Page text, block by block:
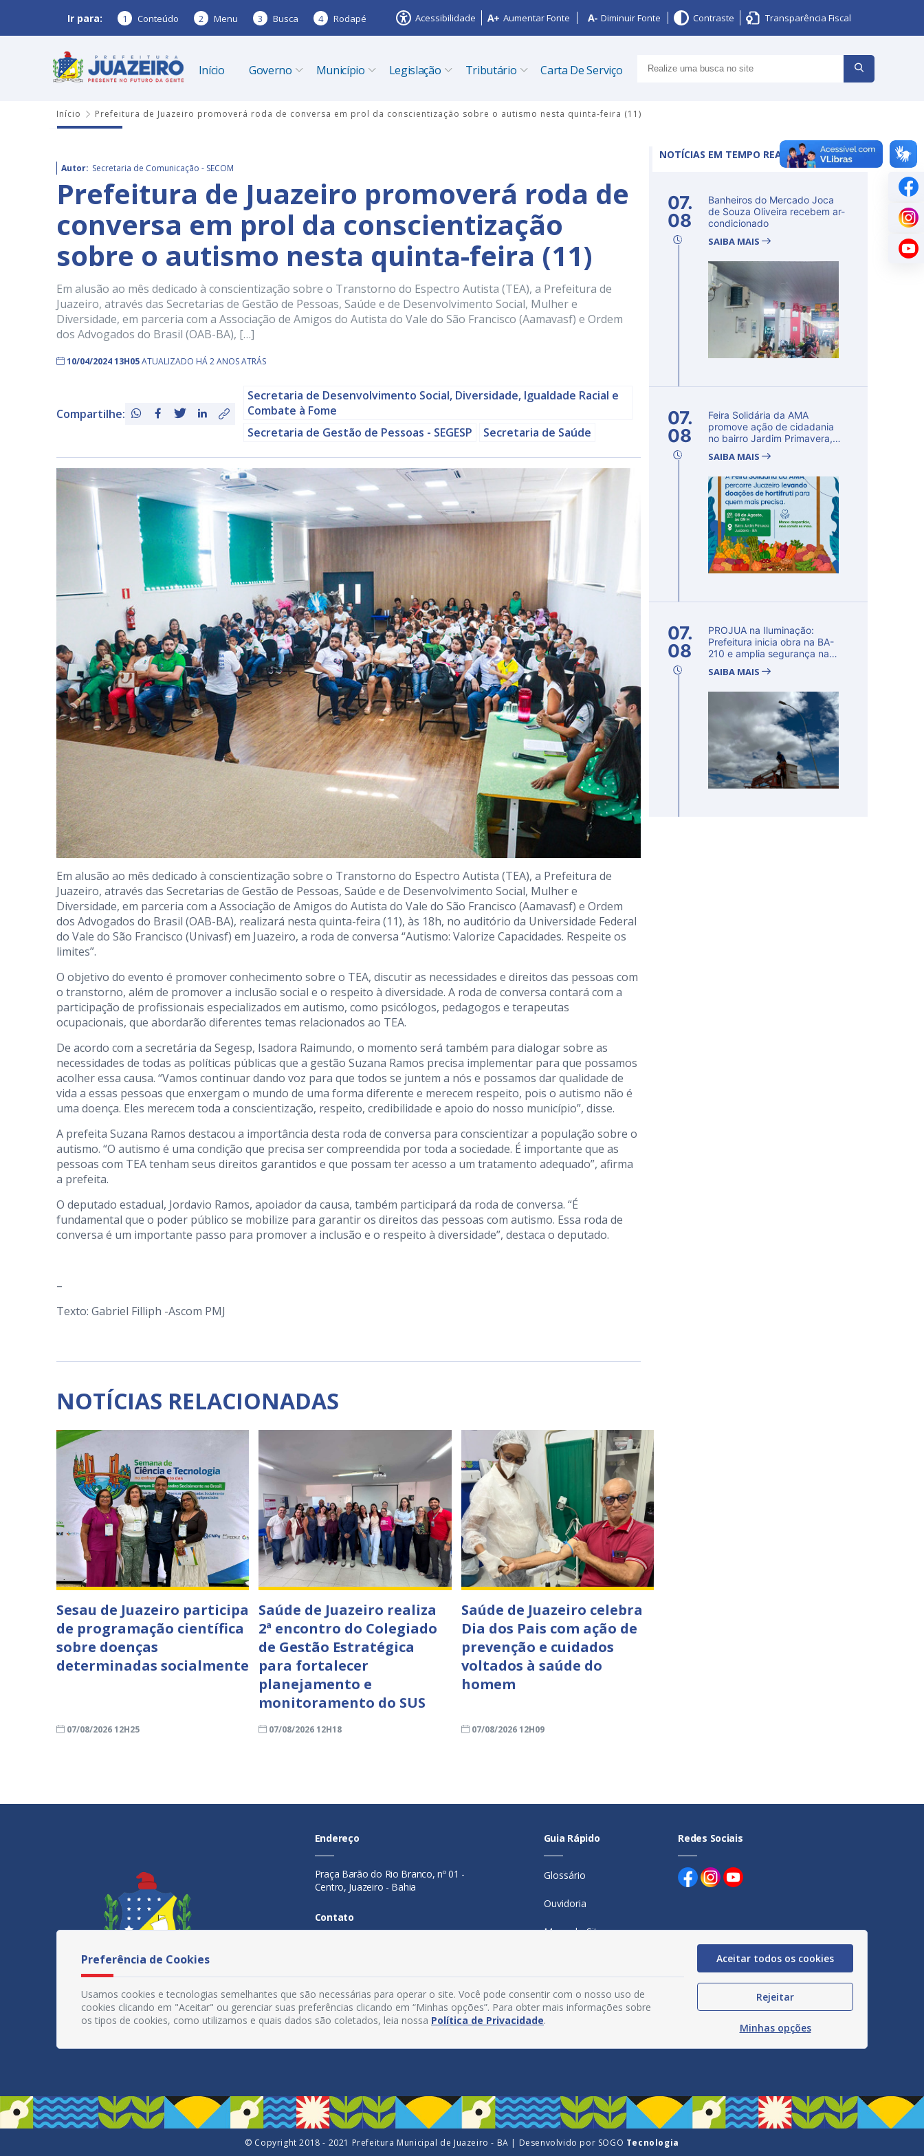
Ir para: 1 Conteúdo 2 Menu 3 Busca 4 Rodapé Acessibilidade Aumentar Fonte Diminuir Fonte Contraste Transparência Fiscal
Início Governo Município Legislação Tributário Carta De Serviço
Início Prefeitura de Juazeiro promoverá roda de conversa em prol da conscientização sobre o autismo nesta quinta-feira (11)
Autor: Secretaria de Comunicação - SECOM
Prefeitura de Juazeiro promoverá roda de
conversa em prol da conscientização
sobre o autismo nesta quinta-feira (11)
Em alusão ao mês dedicado à conscientização sobre o Transtorno do Espectro Autista (TEA), a Prefeitura de
Juazeiro, através das Secretarias de Gestão de Pessoas, Saúde e de Desenvolvimento Social, Mulher e
Diversidade, em parceria com a Associação de Amigos do Autista do Vale do São Francisco (Aamavasf) e Ordem
dos Advogados do Brasil (OAB-BA), […]
10/04/2024 13H05ATUALIZADO HÁ 2 ANOS ATRÁS
Compartilhe:
Secretaria de Desenvolvimento Social, Diversidade, Igualdade Racial e
Combate à Fome
Secretaria de Gestão de Pessoas - SEGESP
Secretaria de Saúde
Em alusão ao mês dedicado à conscientização sobre o Transtorno do Espectro Autista (TEA), a Prefeitura de
Juazeiro, através das Secretarias de Gestão de Pessoas, Saúde e de Desenvolvimento Social, Mulher e
Diversidade, em parceria com a Associação de Amigos do Autista do Vale do São Francisco (Aamavasf) e Ordem
dos Advogados do Brasil (OAB-BA), realizará nesta quinta-feira (11), às 18h, no auditório da Universidade Federal
do Vale do São Francisco (Univasf) em Juazeiro, a roda de conversa “Autismo: Valorize Capacidades. Respeite os
limites”.
O objetivo do evento é promover conhecimento sobre o TEA, discutir as necessidades e direitos das pessoas com
o transtorno, além de promover a inclusão social e o respeito à diversidade. A roda de conversa contará com a
participação de profissionais especializados em autismo, como psicólogos, pedagogos e terapeutas
ocupacionais, que abordarão diferentes temas relacionados ao TEA.
De acordo com a secretária da Segesp, Isadora Raimundo, o momento será também para dialogar sobre as
necessidades de todas as políticas públicas que a gestão Suzana Ramos precisa implementar para que possamos
acolher essa causa. “Vamos continuar dando voz para que todos se juntem a nós e possamos dar qualidade de
vida a essas pessoas que enxergam o mundo de uma forma diferente e merecem respeito, pois o autismo não é
uma doença. Eles merecem toda a conscientização, respeito, credibilidade e apoio do nosso município”, disse.
A prefeita Suzana Ramos destacou a importância desta roda de conversa para conscientizar a população sobre o
autismo. “O autismo é uma condição que precisa ser compreendida por toda a sociedade. É importante que as
pessoas com TEA tenham seus direitos garantidos e que possam ter acesso a um tratamento adequado”, afirma
a prefeita.
O deputado estadual, Jordavio Ramos, apoiador da causa, também participará da roda de conversa. “É
fundamental que o poder público se mobilize para garantir os direitos das pessoas com autismo. Essa roda de
conversa é um importante passo para promover a inclusão e o respeito à diversidade”, destaca o deputado.
–
Texto: Gabriel Filliph -Ascom PMJ
NOTÍCIAS RELACIONADAS
Sesau de Juazeiro participa
de programação científica
sobre doenças
determinadas socialmente
07/08/2026 12H25
Saúde de Juazeiro realiza
2ª encontro do Colegiado
de Gestão Estratégica
para fortalecer
planejamento e
monitoramento do SUS
07/08/2026 12H18
Saúde de Juazeiro celebra
Dia dos Pais com ação de
prevenção e cuidados
voltados à saúde do
homem
07/08/2026 12H09
NOTÍCIAS EM TEMPO REAL
07.
08
Banheiros do Mercado Joca
de Souza Oliveira recebem ar-
condicionado
SAIBA MAIS
07.
08
Feira Solidária da AMA
promove ação de cidadania
no bairro Jardim Primavera,
SAIBA MAIS
07.
08
PROJUA na Iluminação:
Prefeitura inicia obra na BA-
210 e amplia segurança na
SAIBA MAIS
Endereço
Praça Barão do Rio Branco, nº 01 -
Centro, Juazeiro - Bahia
Contato
Horário De Funcionamento
Guia Rápido
Glossário
Ouvidoria
Mapa do Site
Manual de Navegação
Política de Privacidade
Redes Sociais
© Copyright 2018 - 2021 Prefeitura Municipal de Juazeiro - BA | Desenvolvido por SOGO Tecnologia
Preferência de Cookies
Usamos cookies e tecnologias semelhantes que são necessárias para operar o site. Você pode consentir com o nosso uso de
cookies clicando em "Aceitar" ou gerenciar suas preferências clicando em “Minhas opções”. Para obter mais informações sobre
os tipos de cookies, como utilizamos e quais dados são coletados, leia nossa Política de Privacidade.
Aceitar todos os cookies
Rejeitar
Minhas opções